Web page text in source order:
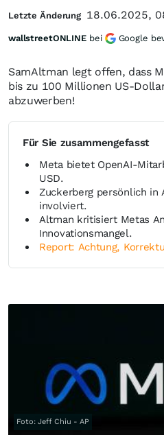
SamAltman legt offen, dass
bis zu 100 Millionen US-
abzuwerben!
Für Sie zusammengefasst
Meta bietet OpenAI-
USD.
Zuckerberg persönlich in
involviert.
Altman kritisiert Metas
Innovationsmangel.
Report: Achtung,
Foto: Jeff Chiu - AP
Letzte Änderung 18.06.2025,
wallstreetONLINE bei Google